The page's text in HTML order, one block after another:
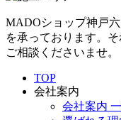
MADOショップ神戸
を承っております。
ご相談くださいませ。
TOP
会社案内
会社案内